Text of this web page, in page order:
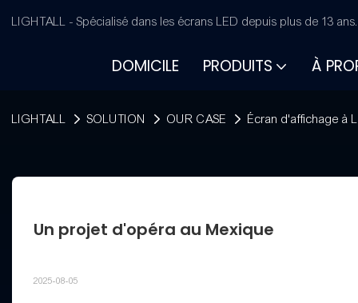
LIGHTALL - Spécialisé dans les écrans LED depuis plus de 13 ans.
DOMICILE PRODUITS À
LIGHTALL SOLUTION OUR CASE Écran d'affichage à
Un projet d'opéra au Mexique
2025-08-05